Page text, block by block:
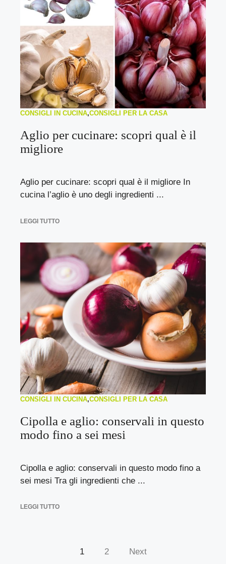
CONSIGLI IN CUCINA,CONSIGLI PER LA CASA
Aglio per cucinare: scopri qual è il
migliore
Aglio per cucinare: scopri qual è il migliore In
cucina l’aglio è uno degli ingredienti ...
LEGGI TUTTO
CONSIGLI IN CUCINA,CONSIGLI PER LA CASA
Cipolla e aglio: conservali in questo
modo fino a sei mesi
Cipolla e aglio: conservali in questo modo fino a
sei mesi Tra gli ingredienti che ...
LEGGI TUTTO
1 2 Next